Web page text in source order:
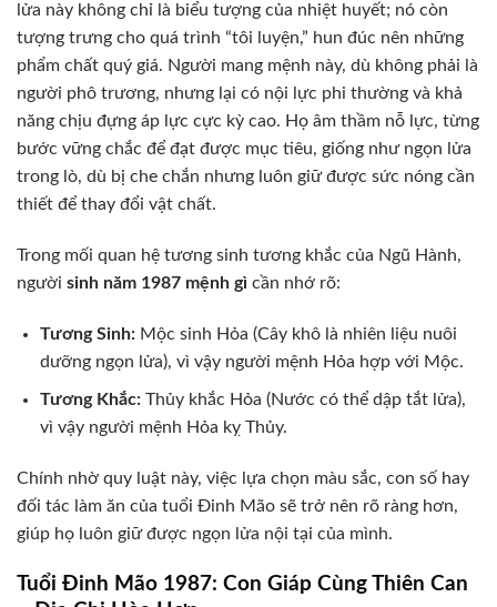
lửa này không chỉ là biểu tượng của nhiệt huyết; nó còn
tượng trưng cho quá trình “tôi luyện,” hun đúc nên những
phẩm chất quý giá. Người mang mệnh này, dù không phải là
người phô trương, nhưng lại có nội lực phi thường và khả
năng chịu đựng áp lực cực kỳ cao. Họ âm thầm nỗ lực, từng
bước vững chắc để đạt được mục tiêu, giống như ngọn lửa
trong lò, dù bị che chắn nhưng luôn giữ được sức nóng cần
thiết để thay đổi vật chất.
Trong mối quan hệ tương sinh tương khắc của Ngũ Hành,
người sinh năm 1987 mệnh gì cần nhớ rõ:
Tương Sinh:Mộc sinh Hỏa (Cây khô là nhiên liệu nuôi
dưỡng ngọn lửa), vì vậy người mệnh Hỏa hợp với Mộc.
Tương Khắc:Thủy khắc Hỏa (Nước có thể dập tắt lửa),
vì vậy người mệnh Hỏa kỵ Thủy.
Chính nhờ quy luật này, việc lựa chọn màu sắc, con số hay
đối tác làm ăn của tuổi Đinh Mão sẽ trở nên rõ ràng hơn,
giúp họ luôn giữ được ngọn lửa nội tại của mình.
Tuổi Đinh Mão 1987: Con Giáp Cùng Thiên Can